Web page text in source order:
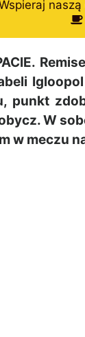
punkt
W
w meczu